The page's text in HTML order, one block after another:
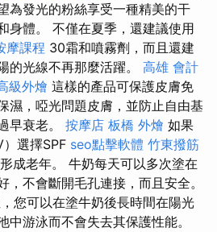
為發光的粉絲享受一種精美的干
身體。 不僅在夏季，還建議使用
摩課程 30霜和噴霧劑，而且還建
的光線不再那麼活躍。 高雄 會計
級外燴 這樣的產品可保護皮膚免
濕，啞光問題皮膚，並防止自由基
早衰老。 按摩店 板橋 外燴 如果
選擇SPF seo點擊軟體 竹東撥筋
成老年。 牛奶每天可以多次塗在
，不會斷開毛孔連接，而且安全。
您可以在塗牛奶後長時間在陽光
中游泳而不會失去其保護性能。